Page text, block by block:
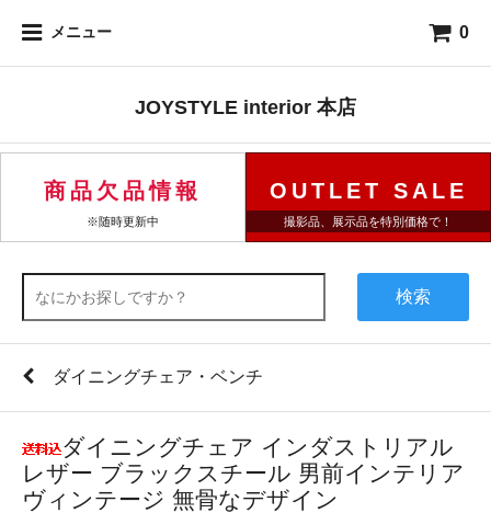
メニュー 0
JOYSTYLE interior 本店
商品欠品情報
※随時更新中
OUTLET SALE
撮影品、展示品を特別価格で！
検索
ダイニングチェア・ベンチ
ダイニングチェア インダストリアル
レザー ブラックスチール 男前インテリア
ヴィンテージ 無骨なデザイン